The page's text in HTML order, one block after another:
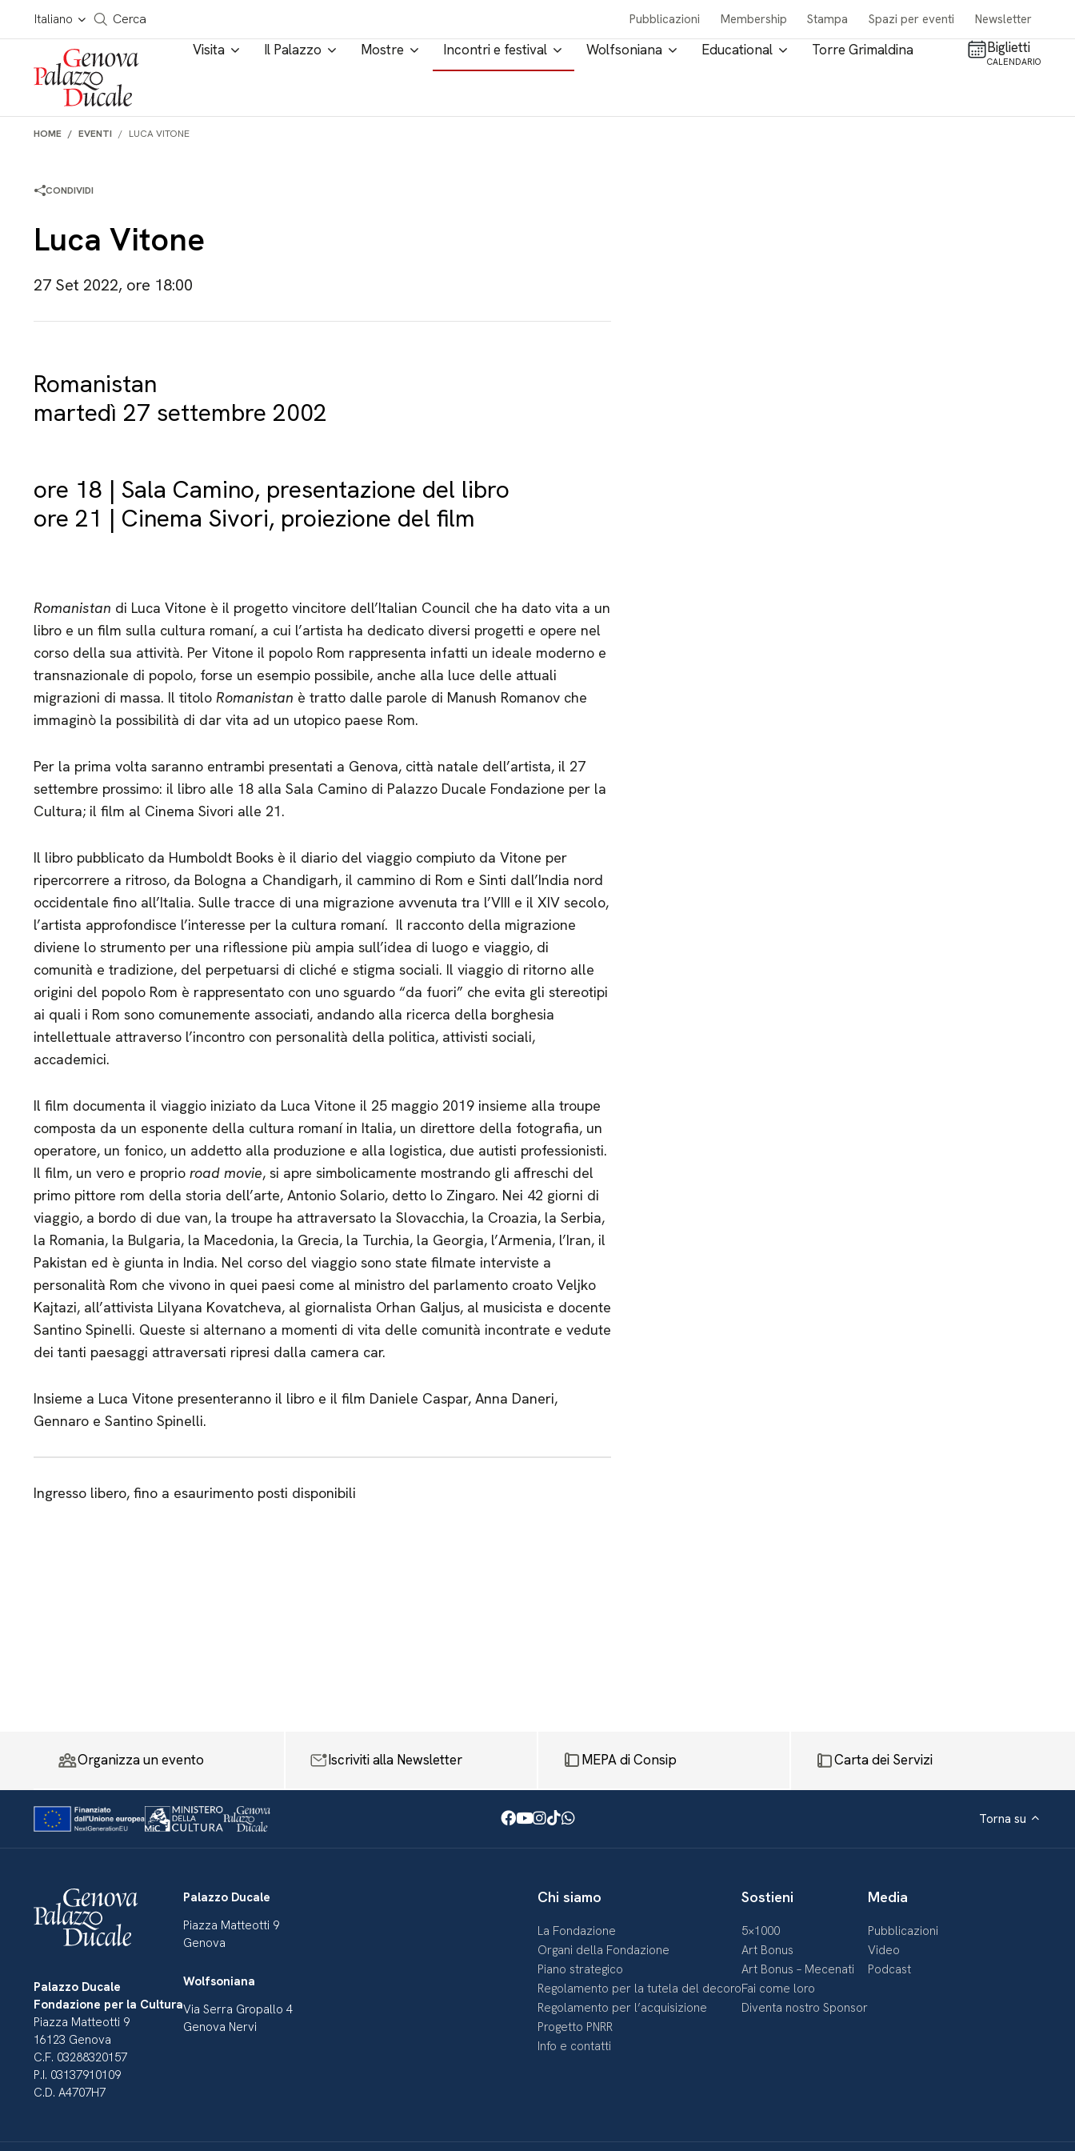
Salta al contenuto
Italiano
Cerca in tutto il sito
Cerca Pubblicazioni Membership Stampa Spazi per eventi Newsletter
Visita Il Palazzo Mostre Incontri e festival Wolfsoniana Educational Torre Grimaldina Biglietti
CALENDARIO
HOME EVENTI LUCA VITONE
CONDIVIDI
Luca Vitone
27 Set 2022, ore 18:00
Romanistan
martedì 27 settembre 2002
ore 18 | Sala Camino, presentazione del libro
ore 21 | Cinema Sivori, proiezione del film
Romanistan di Luca Vitone è il progetto vincitore dell’Italian Council che ha dato vita a un
libro e un film sulla cultura romaní, a cui l’artista ha dedicato diversi progetti e opere nel
corso della sua attività. Per Vitone il popolo Rom rappresenta infatti un ideale moderno e
transnazionale di popolo, forse un esempio possibile, anche alla luce delle attuali
migrazioni di massa. Il titolo Romanistan è tratto dalle parole di Manush Romanov che
immaginò la possibilità di dar vita ad un utopico paese Rom.
Per la prima volta saranno entrambi presentati a Genova, città natale dell’artista, il 27
settembre prossimo: il libro alle 18 alla Sala Camino di Palazzo Ducale Fondazione per la
Cultura; il film al Cinema Sivori alle 21.
Il libro pubblicato da Humboldt Books è il diario del viaggio compiuto da Vitone per
ripercorrere a ritroso, da Bologna a Chandigarh, il cammino di Rom e Sinti dall’India nord
occidentale fino all’Italia. Sulle tracce di una migrazione avvenuta tra l’VIII e il XIV secolo,
l’artista approfondisce l’interesse per la cultura romaní. Il racconto della migrazione
diviene lo strumento per una riflessione più ampia sull’idea di luogo e viaggio, di
comunità e tradizione, del perpetuarsi di cliché e stigma sociali. Il viaggio di ritorno alle
origini del popolo Rom è rappresentato con uno sguardo “da fuori” che evita gli stereotipi
ai quali i Rom sono comunemente associati, andando alla ricerca della borghesia
intellettuale attraverso l’incontro con personalità della politica, attivisti sociali,
accademici.
Il film documenta il viaggio iniziato da Luca Vitone il 25 maggio 2019 insieme alla troupe
composta da un esponente della cultura romaní in Italia, un direttore della fotografia, un
operatore, un fonico, un addetto alla produzione e alla logistica, due autisti professionisti.
Il film, un vero e proprio road movie, si apre simbolicamente mostrando gli affreschi del
primo pittore rom della storia dell’arte, Antonio Solario, detto lo Zingaro. Nei 42 giorni di
viaggio, a bordo di due van, la troupe ha attraversato la Slovacchia, la Croazia, la Serbia,
la Romania, la Bulgaria, la Macedonia, la Grecia, la Turchia, la Georgia, l’Armenia, l’Iran, il
Pakistan ed è giunta in India. Nel corso del viaggio sono state filmate interviste a
personalità Rom che vivono in quei paesi come al ministro del parlamento croato Veljko
Kajtazi, all’attivista Lilyana Kovatcheva, al giornalista Orhan Galjus, al musicista e docente
Santino Spinelli. Queste si alternano a momenti di vita delle comunità incontrate e vedute
dei tanti paesaggi attraversati ripresi dalla camera car.
Insieme a Luca Vitone presenteranno il libro e il film Daniele Caspar, Anna Daneri,
Gennaro e Santino Spinelli.
Ingresso libero, fino a esaurimento posti disponibili
Organizza un evento Iscriviti alla Newsletter MEPA di Consip Carta dei Servizi
Facebook
Youtube
Instagram
TikTok
WhatsApp Torna su
Palazzo Ducale
Fondazione per la Cultura
Piazza Matteotti 9
16123 Genova
C.F. 03288320157
P.I. 03137910109
C.D. A4707H7
Palazzo Ducale
Piazza Matteotti 9
Genova
Wolfsoniana
Via Serra Gropallo 4
Genova Nervi
Chi siamo
La Fondazione
Organi della Fondazione
Piano strategico
Regolamento per la tutela del decoro
Regolamento per l’acquisizione
Progetto PNRR
Info e contatti
Sostieni
5×1000
Art Bonus
Art Bonus – Mecenati
Fai come loro
Diventa nostro Sponsor
Media
Pubblicazioni
Video
Podcast